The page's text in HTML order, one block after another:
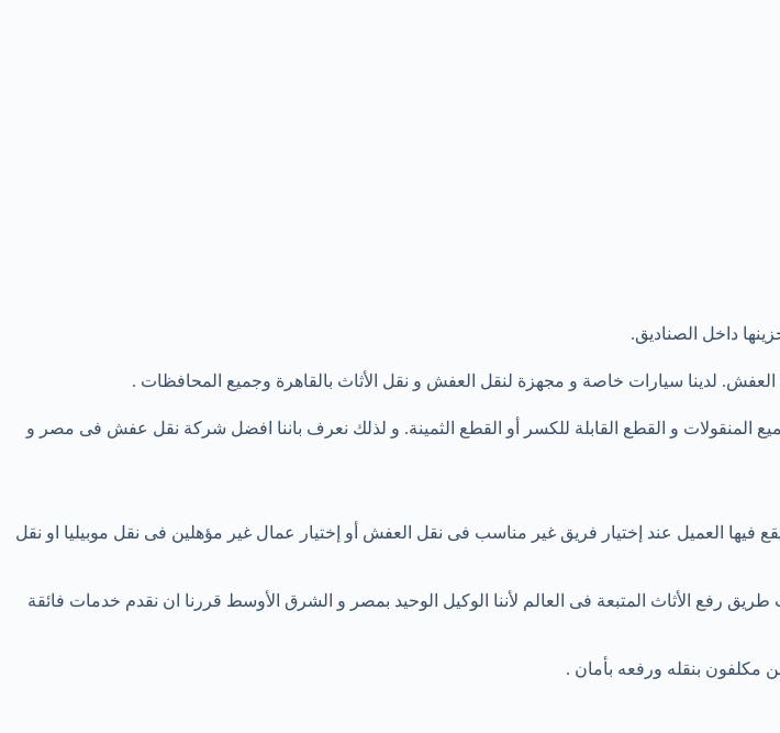
داخل الصناديق.
لدينا سيارات خاصة و مجهزة لنقل العفش و نقل الأثاث بالقاهرة وجميع المحافظات .
المنقولات و القطع القابلة للكسر أو القطع الثمينة. و لذلك نعرف باننا افضل شركة نقل عفش فى مصر و
فيها العميل عند إختيار فريق غير مناسب فى نقل العفش أو إختيار عمال غير مؤهلين فى نقل موبيليا او نقل
طريق رفع الأثاث المتبعة فى العالم لأننا الوكيل الوحيد بمصر و الشرق الأوسط قررنا ان نقدم خدمات فائقة
مكلفون بنقله ورفعه بأمان .